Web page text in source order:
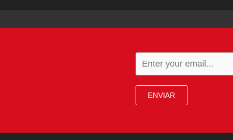
ENVIAR